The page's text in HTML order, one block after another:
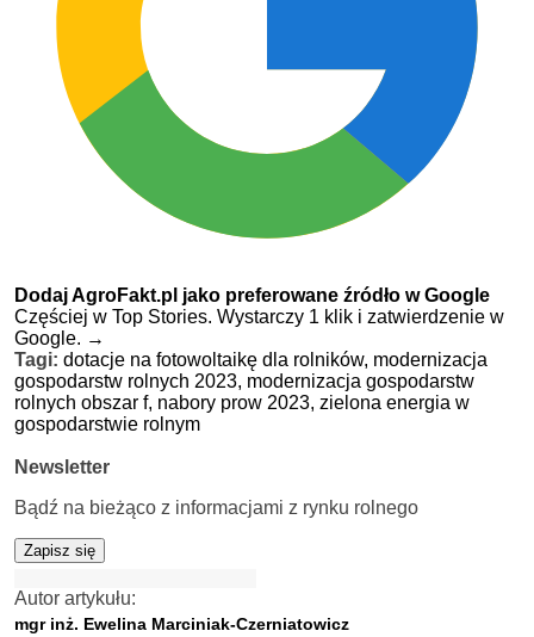
Dodaj AgroFakt.pl jako preferowane źródło w Google
Częściej w Top Stories. Wystarczy 1 klik i zatwierdzenie w
Google. →
Tagi: dotacje na fotowoltaikę dla rolników, modernizacja
gospodarstw rolnych 2023, modernizacja gospodarstw
rolnych obszar f, nabory prow 2023, zielona energia w
gospodarstwie rolnym
Newsletter
Bądź na bieżąco z informacjami z rynku rolnego
Zapisz się
Autor artykułu:
mgr inż. Ewelina Marciniak-Czerniatowicz